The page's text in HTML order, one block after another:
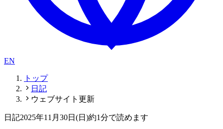
EN
トップ
日記
ウェブサイト更新
日記2025年11月30日(日)約1分で読めます